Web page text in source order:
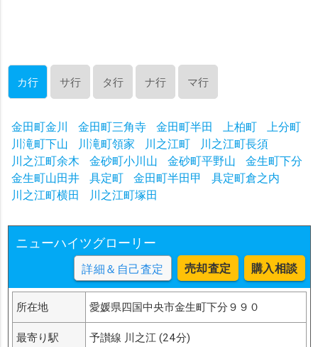
カ行 サ行 タ行 ナ行 マ行
金田町金川 金田町三角寺 金田町半田 上柏町
上分町
川滝町下山
川滝町領家 川之江町
川之江町長須
川之江町余木
金砂町小川山 金砂町平野山
金生町下分
金生町山田井
具定町 金田町半田甲
具定町倉之内
川之江町横田
川之江町塚田
ニューハイツグローリー
詳細＆自己査定 売却査定 購入相談
所在地 愛媛県四国中央市金生町下分９９０
最寄り駅 予讃線 川之江 (24分)